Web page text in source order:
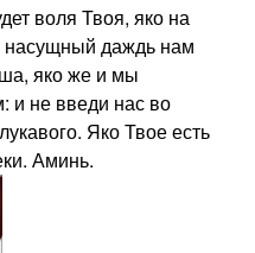
воля Твоя, яко на
даждь нам
яко же и мы
и не введи нас во
Яко Твое есть
Аминь.